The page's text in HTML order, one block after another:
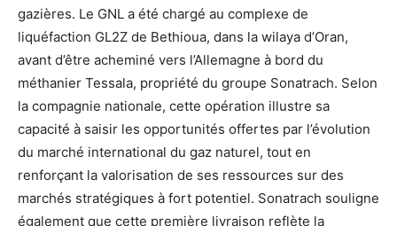
gazières. Le GNL a été chargé au complexe de
liquéfaction GL2Z de Bethioua, dans la wilaya d’Oran,
avant d’être acheminé vers l’Allemagne à bord du
méthanier Tessala, propriété du groupe Sonatrach. Selon
la compagnie nationale, cette opération illustre sa
capacité à saisir les opportunités offertes par l’évolution
du marché international du gaz naturel, tout en
renforçant la valorisation de ses ressources sur des
marchés stratégiques à fort potentiel. Sonatrach souligne
également que cette première livraison reflète la